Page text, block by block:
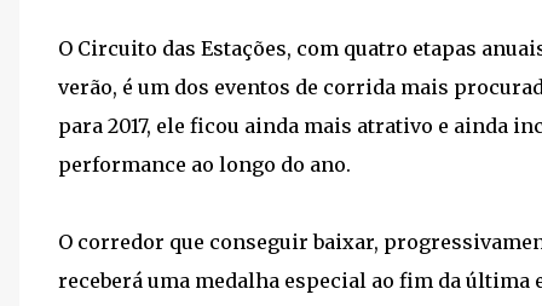
O Circuito das Estações, com quatro etapas
verão, é um dos eventos de corrida mais
para 2017, ele ficou ainda mais atrativo e ainda
performance ao longo do ano.
O corredor que conseguir baixar,
receberá uma medalha especial ao fim da